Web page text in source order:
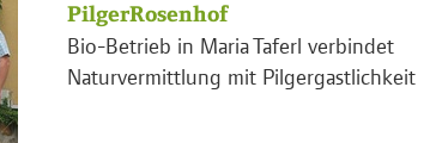
PilgerRosenhof
Bio-Betrieb in Maria Taferl verbindet
Naturvermittlung mit Pilgergastlichkeit